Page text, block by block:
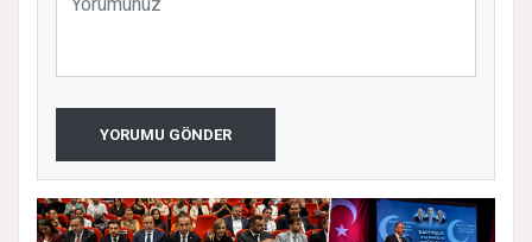
YORUMU GÖNDER